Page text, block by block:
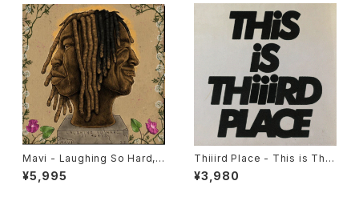
Mavi - Laughing So Hard, I
t Hurts "LP"
¥5,995
Thiiird Place - This is Thiii
rd Place "LP"
¥3,980